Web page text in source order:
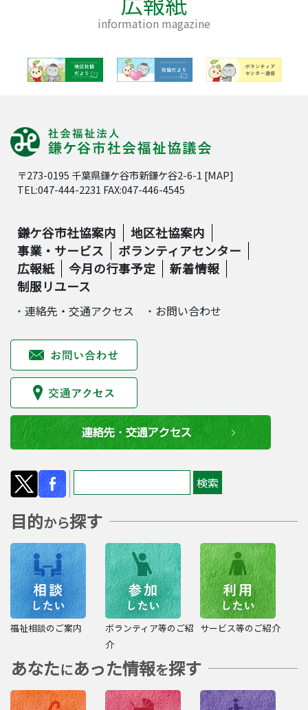
information magazine
〒273-0195 千葉県鎌ケ谷市新鎌ケ谷2-6-1 [MAP]
TEL:047-444-2231 FAX:047-446-4545
鎌ケ谷市社協案内
地区社協案内
事業・サービス
ボランティアセンター
広報紙
今月の行事予定
新着情報
制服リユース
連絡先・交通アクセス お問い合わせ
目的から探す
福祉相談のご案内
ボランティア等のご紹
介
サービス等のご紹介
あなたにあった情報を探す